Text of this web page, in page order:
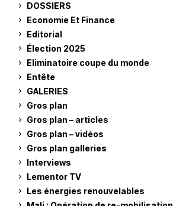
DOSSIERS
Economie Et Finance
Editorial
Élection 2025
Eliminatoire coupe du monde
Entête
GALERIES
Gros plan
Gros plan – articles
Gros plan – vidéos
Gros plan galleries
Interviews
Lementor TV
Les énergies renouvelables